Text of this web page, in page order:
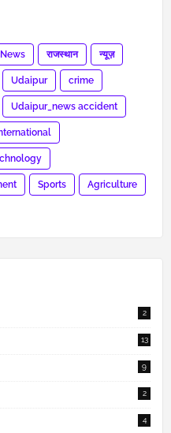
News राजस्थान न्यूज़
Udaipur crime
Udaipur_news accident
Sports Agriculture
2
13
9
2
4